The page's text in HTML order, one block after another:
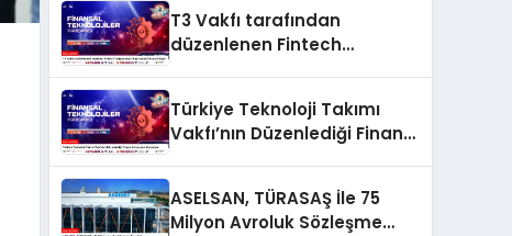
T3 Vakfı tarafından
düzenlenen Fintech
Türkiye Teknoloji Takımı
Vakfı’nın Düzenlediği Finans
ASELSAN, TÜRASAŞ İle 75
Milyon Avroluk Sözleşme